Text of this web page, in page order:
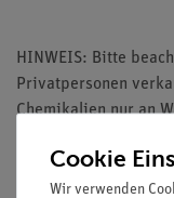
HINWEIS: Bitte
Privatpersonen
Chemikalien nur an
Lehranstalten
Cookie
Wir verwenden